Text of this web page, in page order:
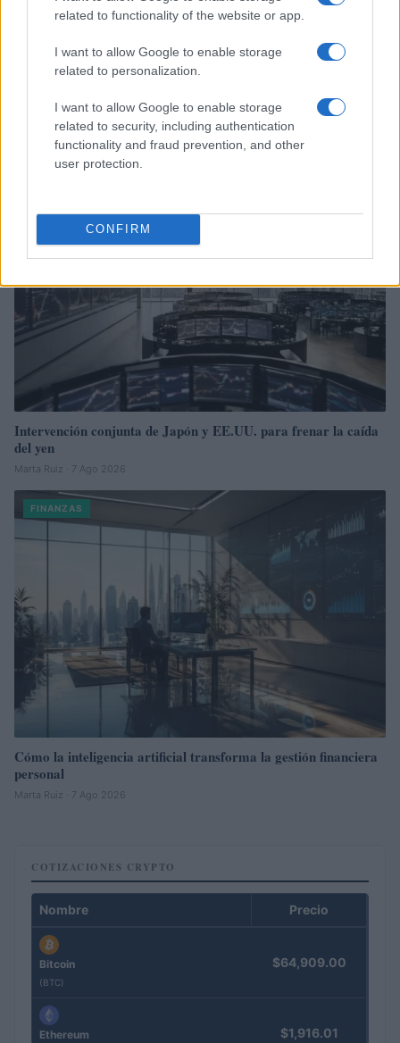
related to functionality of the website or app.
I want to allow Google to enable storage
related to personalization.
I want to allow Google to enable storage
related to security, including authentication
functionality and fraud prevention, and other
user protection.
CONFIRM
Cómo la crisis de refino está afectando los precios de la
gasolina y el diésel
Lucía Herrera · 7 Ago 2026
Intervención conjunta de Japón y EE.UU. para frenar la caída
del yen
Marta Ruiz · 7 Ago 2026
FINANZAS
Cómo la inteligencia artificial transforma la gestión financiera
personal
Marta Ruiz · 7 Ago 2026
COTIZACIONES CRYPTO
Nombre Precio
Bitcoin
(BTC)
$64,909.00
Ethereum $1,916.01